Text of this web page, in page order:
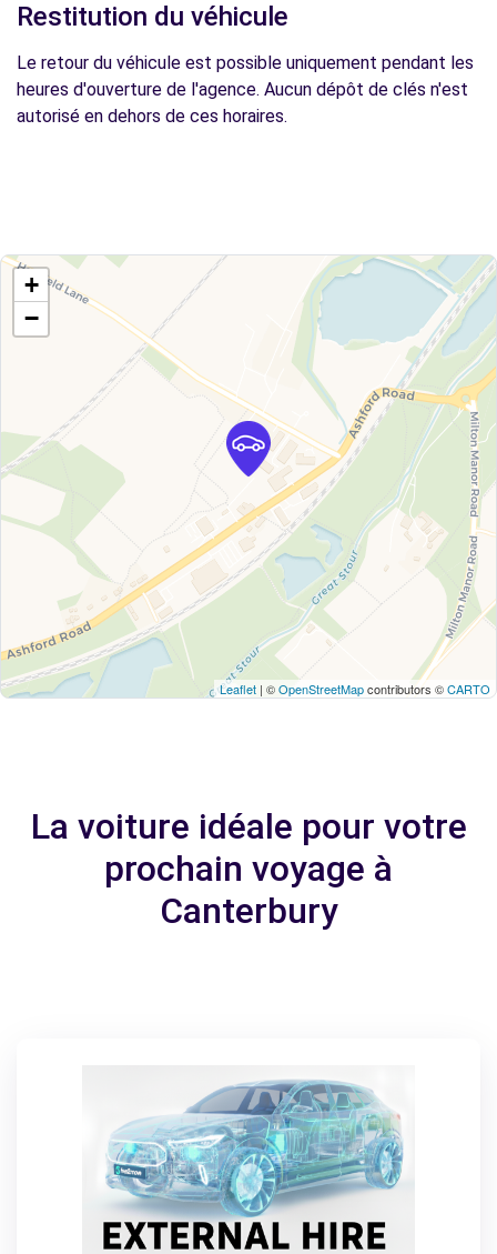
Restitution du véhicule
Le retour du véhicule est possible uniquement pendant les
heures d'ouverture de l'agence. Aucun dépôt de clés n'est
autorisé en dehors de ces horaires.
+
−
Leaflet | ©OpenStreetMapcontributors ©CARTO
La voiture idéale pour votre
prochain voyage à
Canterbury